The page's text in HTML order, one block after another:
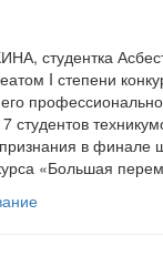
студентка
I степени
студентов
в финале
«Большая